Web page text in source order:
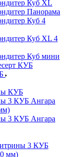
Куб XL
Панорама
Куб 4
Куб XL 4
Куб мини
КУБ
КУБ
3 КУБ Ангара
3 КУБ Ангара
3 КУБ
мм)